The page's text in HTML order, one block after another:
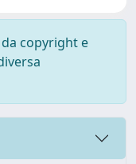
copyright e